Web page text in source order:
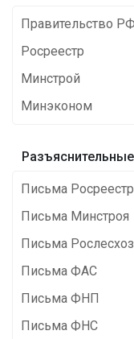
Правительство РФ
Росреестр
Минстрой
Минэконом
Письма
Письма Минстроя
Письма
Письма ФАС
Письма ФНП
Письма ФНС